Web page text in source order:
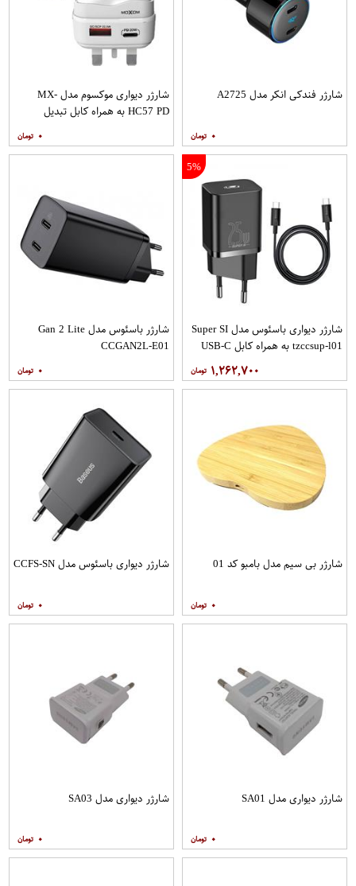
شارژر فندکی انکر مدل A2725
۰
شارژر دیواری موکسوم مدل MX-
HC57 PD به همراه کابل تبدیل
۰
5%
شارژر دیواری باسئوس مدل Super SI
tzccsup-l01 به همراه کابل USB-C
۱,۲۶۲,۷۰۰
شارژر باسئوس مدل Gan 2 Lite
CCGAN2L-E01
۰
شارژر بی سیم مدل بامبو کد 01
۰
شارژر دیواری باسئوس مدل CCFS-SN
۰
شارژر دیواری مدل SA01
۰
شارژر دیواری مدل SA03
۰